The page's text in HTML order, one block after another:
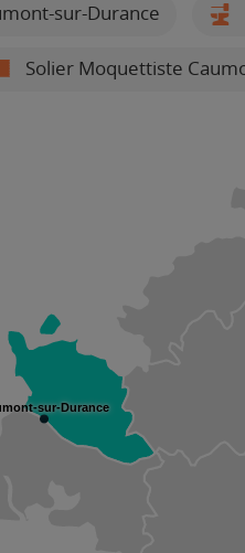
sur-Durance
Solier Moquettiste
sur-Durance